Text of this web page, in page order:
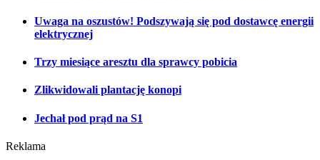
Uwaga na oszustów! Podszywają się pod dostawcę energii
elektrycznej
Trzy miesiące aresztu dla sprawcy pobicia
Zlikwidowali plantację konopi
Jechał pod prąd na S1
Reklama